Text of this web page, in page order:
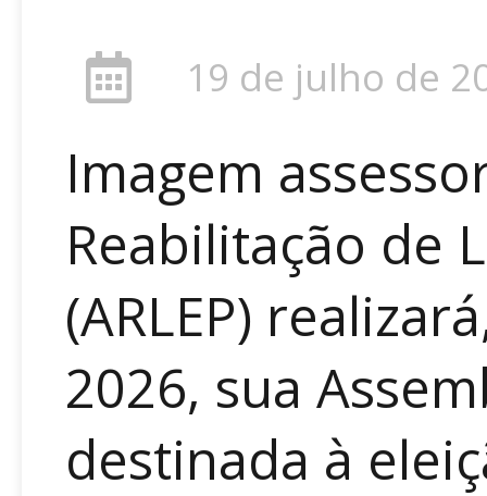
19 de julho de
Imagem
Reabilitação de
(ARLEP)
2026, sua
destinada à